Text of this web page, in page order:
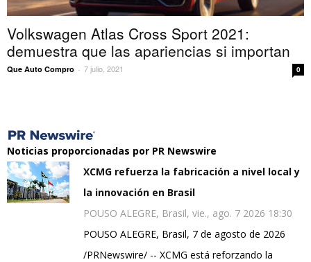
Volkswagen Atlas Cross Sport 2021:
demuestra que las apariencias si importan
Que Auto Compro - 7 julio, 2021 0
Noticias proporcionadas por PR Newswire
XCMG refuerza la fabricación a nivel local y
la innovación en Brasil
POUSO ALEGRE, Brasil, vie., ago. 7 2026 18:30
POUSO ALEGRE, Brasil, 7 de agosto de 2026
/PRNewswire/ -- XCMG está reforzando la